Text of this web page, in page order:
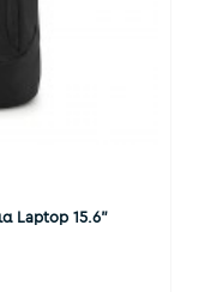
Laptop 15.6"